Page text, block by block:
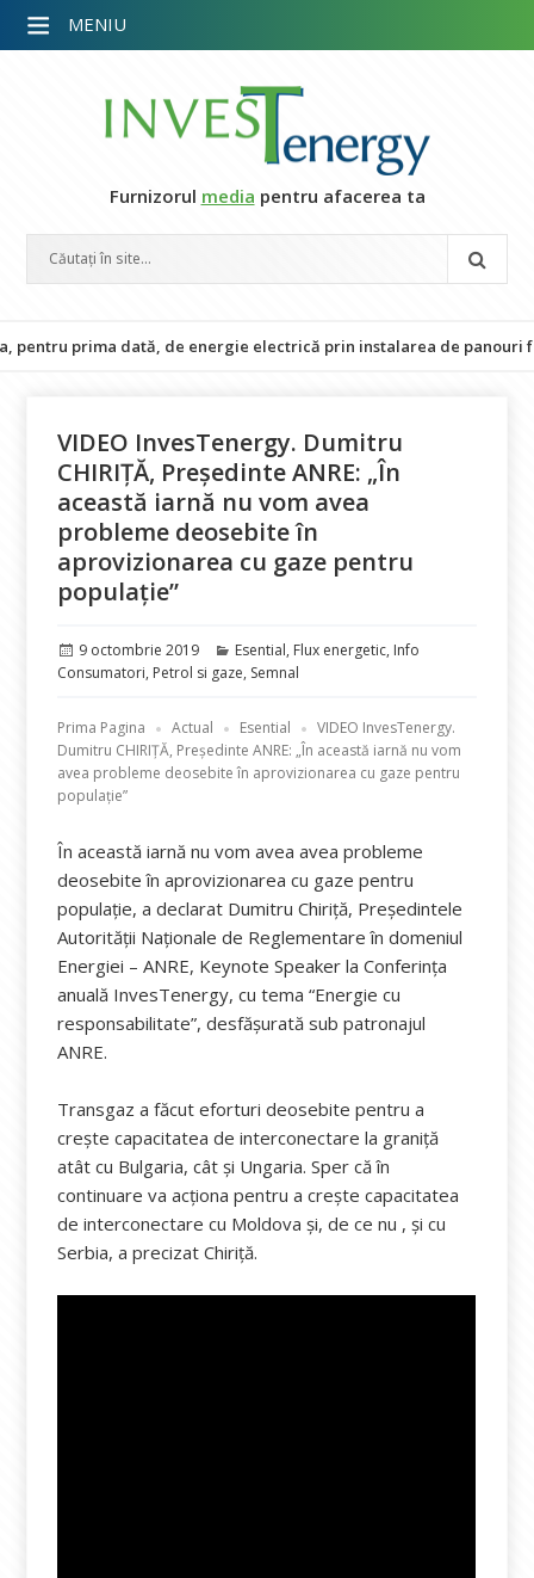
Furnizorul media pentru afacerea ta
prima dată, de energie electrică prin instalarea de panouri
VIDEO InvesTenergy. Dumitru
CHIRIȚĂ, Președinte ANRE: „În
această iarnă nu vom avea
probleme deosebite în
aprovizionarea cu gaze pentru
populație”
Publicat
pe
9 octombrie 2019 Categorii
Esential, Flux energetic, Info
Consumatori, Petrol si gaze, Semnal
Prima Pagina Actual Esential
VIDEO InvesTenergy.
Dumitru CHIRIȚĂ, Președinte ANRE: „În această iarnă nu vom
avea probleme deosebite în aprovizionarea cu gaze pentru
populație”
În această iarnă nu vom avea avea probleme
deosebite în aprovizionarea cu gaze pentru
populație, a declarat Dumitru Chiriță, Președintele
Autorității Naționale de Reglementare în domeniul
Energiei – ANRE, Keynote Speaker la Conferința
anuală InvesTenergy, cu tema “Energie cu
responsabilitate”, desfășurată sub patronajul
ANRE.
Transgaz a făcut eforturi deosebite pentru a
crește capacitatea de interconectare la graniță
atât cu Bulgaria, cât și Ungaria. Sper că în
continuare va acționa pentru a crește capacitatea
de interconectare cu Moldova și, de ce nu , și cu
Serbia, a precizat Chiriță.
MENIU